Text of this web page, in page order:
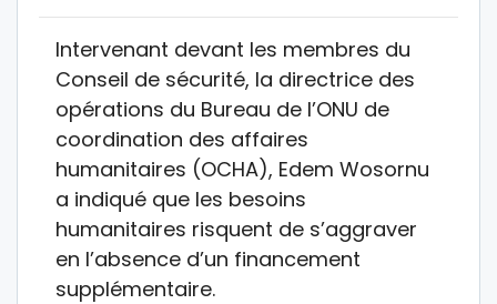
Intervenant devant les membres du
Conseil de sécurité, la directrice des
opérations du Bureau de l’ONU de
coordination des affaires
humanitaires (OCHA), Edem Wosornu
a indiqué que les besoins
humanitaires risquent de s’aggraver
en l’absence d’un financement
supplémentaire.